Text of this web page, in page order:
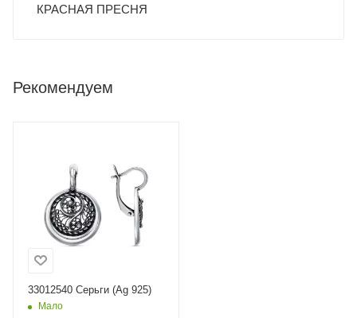
КРАСНАЯ ПРЕСНЯ
Рекомендуем
33012540 Серьги (Ag 925)
Мало